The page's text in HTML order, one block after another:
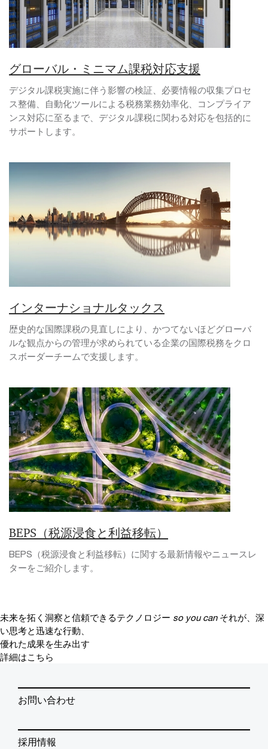
グローバル・ミニマム課税対応支援
デジタル課税実施に伴う影響の検証、必要情報の収集プロセ
ス整備、自動化ツールによる税務業務効率化、コンプライア
ンス対応に至るまで、デジタル課税に関わる対応を包括的に
サポートします。
インターナショナルタックス
歴史的な国際課税の見直しにより、かつてないほどグローバ
ルな観点からの管理が求められている企業の国際税務をクロ
スボーダーチームで支援します。
BEPS（税源浸食と利益移転）
BEPS（税源浸食と利益移転）に関する最新情報やニュースレ
ターをご紹介します。
未来を拓く洞察と信頼できるテクノロジー so you can それが、深
い思考と迅速な行動、
優れた成果を生み出す
詳細はこちら
お問い合わせ
採用情報